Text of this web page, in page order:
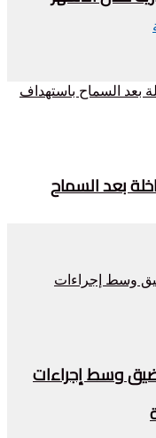
بعد السماح
وسط إجراءات